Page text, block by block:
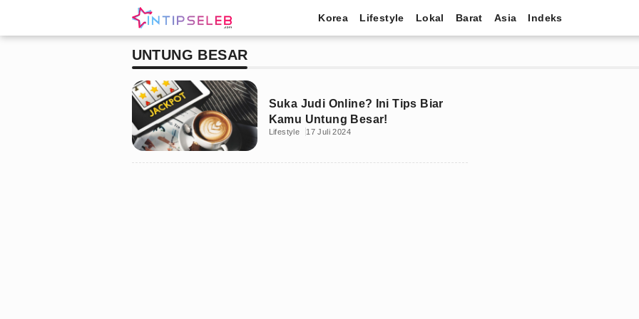
Korea Lifestyle Lokal Barat Asia Indeks
UNTUNG BESAR
Suka Judi Online? Ini Tips Biar
Kamu Untung Besar!
Lifestyle 17 Juli 2024